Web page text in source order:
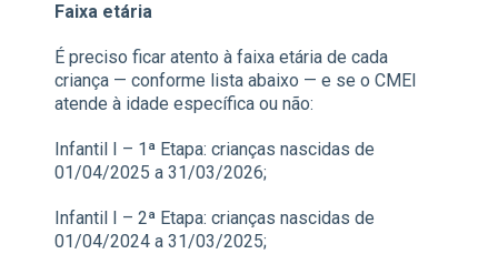
Faixa etária
É preciso ficar atento à faixa etária de cada
criança — conforme lista abaixo — e se o CMEI
atende à idade específica ou não:
Infantil I – 1ª Etapa: crianças nascidas de
01/04/2025 a 31/03/2026;
Infantil I – 2ª Etapa: crianças nascidas de
01/04/2024 a 31/03/2025;